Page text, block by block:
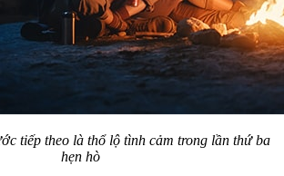
tiếp theo là thổ lộ tình cảm trong lần thứ ba
hẹn hò